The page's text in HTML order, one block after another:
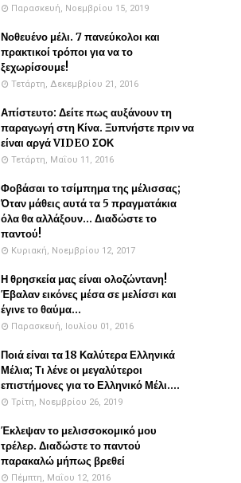
Παρασκευή, Νοεμβρίου 15, 2019
Νοθευένο μέλι. 7 πανεύκολοι και
πρακτικοί τρόποι για να το
ξεχωρίσουμε!
Τετάρτη, Δεκεμβρίου 21, 2016
Απίστευτο: Δείτε πως αυξάνουν τη
παραγωγή στη Κίνα. Ξυπνήστε πριν να
είναι αργά VIDEO ΣΟΚ
Τετάρτη, Μαΐου 11, 2016
Φοβάσαι το τσίμπημα της μέλισσας;
Όταν μάθεις αυτά τα 5 πραγματάκια
όλα θα αλλάξουν... Διαδώστε το
παντού!
Κυριακή, Νοεμβρίου 12, 2017
Η θρησκεία μας είναι ολοζώντανη!
Έβαλαν εικόνες μέσα σε μελίσσι και
έγινε το θαύμα...
Παρασκευή, Ιουλίου 01, 2016
Ποιά είναι τα 18 Καλύτερα Ελληνικά
Μέλια; Τι λένε οι μεγαλύτεροι
επιστήμονες για το Ελληνικό Μέλι....
Τρίτη, Νοεμβρίου 26, 2019
Έκλεψαν το μελισσοκομικό μου
τρέλερ. Διαδώστε το παντού
παρακαλώ μήπως βρεθεί
Πέμπτη, Μαΐου 12, 2016